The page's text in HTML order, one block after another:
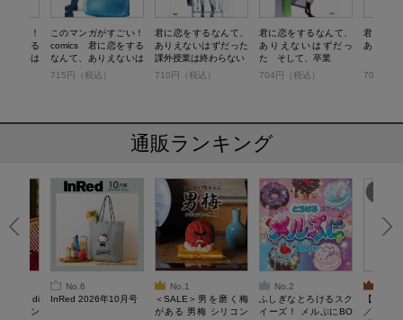
ごい！
をする
ないは
このマンガがすごい！
comics 君に恋をする
なんて、ありえないは
ずだった
715円（税込）
君に恋をするなんて、
ありえないはずだった
課外授業は終わらない
710円（税込）
君に恋をするなんて、
ありえないはずだっ
た そして、卒業
704円（税込）
君に恋を
ありえな
704円（
通販ランキング
di
ティン
No.6
InRed 2026年10月号
No.1
＜SALE＞男を磨く梅
がある 男梅 シリコン
No.2
ふしぎなとろけるスク
イーズ！ メルぷにBO
【
／Lサイ